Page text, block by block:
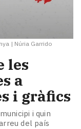
| Núria Garrido
les
a
i gràfics
i quin
del país